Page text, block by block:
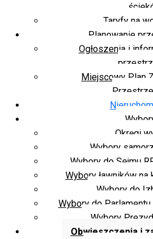
Taryfy na
Planowanie
Ogłoszenia i
Miejscowy Plan
Okręgi
Wybory
Wybory do Sejmu
Wybory ławników
Wybory do
Wybory do
Wybory
Obwieszczenia i